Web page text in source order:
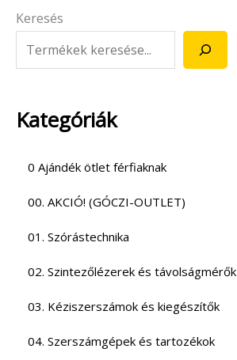
Keresés
Kategóriák
0 Ajándék ötlet férfiaknak
00. AKCIÓ! (GÓCZI-OUTLET)
01. Szórástechnika
02. Szintezőlézerek és távolságmérők
03. Kéziszerszámok és kiegészítők
04. Szerszámgépek és tartozékok